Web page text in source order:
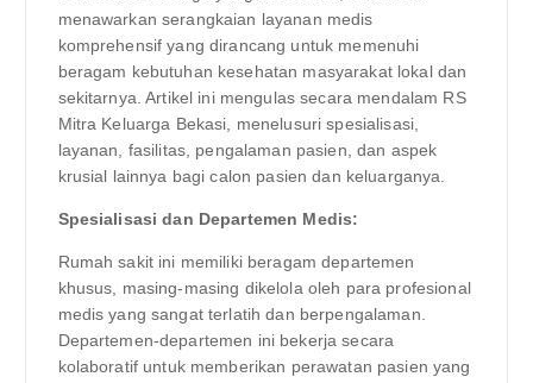
menawarkan serangkaian layanan medis
komprehensif yang dirancang untuk memenuhi
beragam kebutuhan kesehatan masyarakat lokal dan
sekitarnya. Artikel ini mengulas secara mendalam RS
Mitra Keluarga Bekasi, menelusuri spesialisasi,
layanan, fasilitas, pengalaman pasien, dan aspek
krusial lainnya bagi calon pasien dan keluarganya.
Spesialisasi dan Departemen Medis:
Rumah sakit ini memiliki beragam departemen
khusus, masing-masing dikelola oleh para profesional
medis yang sangat terlatih dan berpengalaman.
Departemen-departemen ini bekerja secara
kolaboratif untuk memberikan perawatan pasien yang